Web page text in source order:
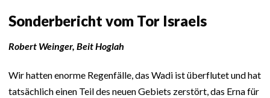
Sonderbericht vom Tor Israels
Robert Weinger, Beit Hoglah
Wir hatten enorme Regenfälle, das Wadi ist überflutet und hat
tatsächlich einen Teil des neuen Gebiets zerstört, das Erna für